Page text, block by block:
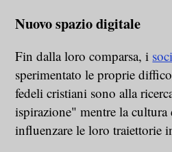
Nuovo spazio digitale
Fin dalla loro comparsa, i
sperimentato le proprie
fedeli cristiani sono alla
ispirazione" mentre la
influenzare le loro traiettorie